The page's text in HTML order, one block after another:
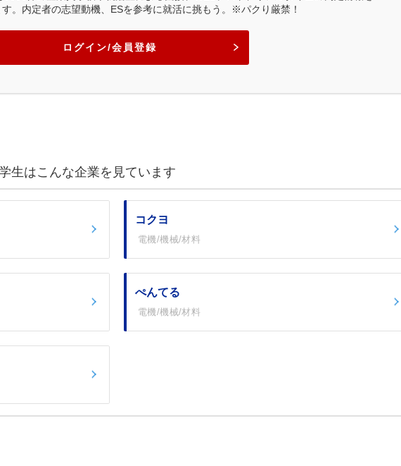
。内定者の志望動機、ESを参考に就活に挑もう。※パクり厳禁！
ログイン/会員登録
生はこんな企業を見ています
コクヨ
電機/機械/材料
ぺんてる
電機/機械/材料